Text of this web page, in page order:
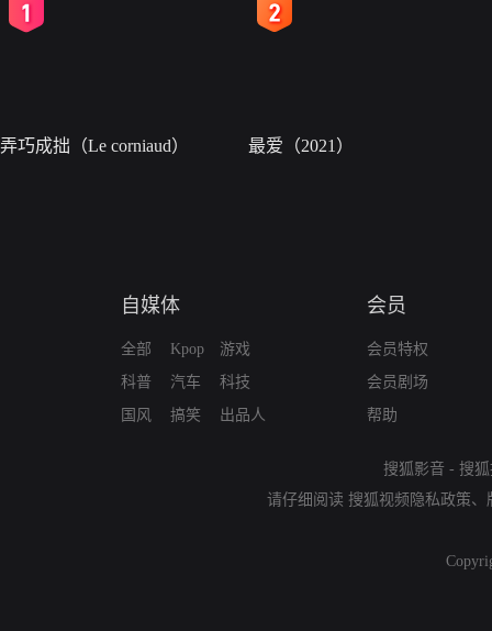
弄巧成拙（Le corniaud） 最爱（2021）
自媒体
全部
科普
国风
Kpop
汽车
搞笑
游戏
科技
出品人
会员
会员特权
会员剧场
帮助
搜狐影音 - 搜
请仔细阅读 搜狐视频隐私政策、